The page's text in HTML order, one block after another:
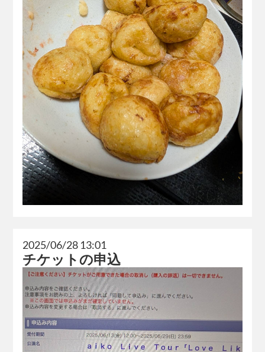
2025/06/28 13:01
チケットの申込